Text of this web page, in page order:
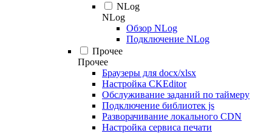
NLog
NLog
Обзор NLog
Подключение NLog
Прочее
Прочее
Браузеры для docx/xlsx
Настройка CKEditor
Обслуживание заданий по таймеру
Подключение библиотек js
Разворачивание локального CDN
Настройка сервиса печати